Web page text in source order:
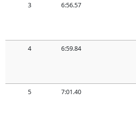
3 6:56.57
4 6:59.84
5 7:01.40